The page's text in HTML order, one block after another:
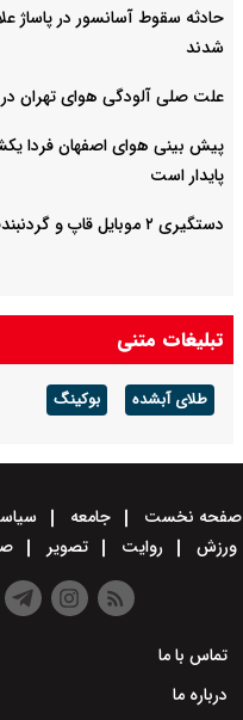
شدند
علت صلی آلودگی هوای تهران در
پایدار است
دستگیری ۲ موبایل قاپ و گردنبندقاپ در تهران
تبلیغات متنی
طلای آبشده بوکینگ
صفحه نخست جامعه
ورزش
روایت تصویر
تماس با ما
درباره ما